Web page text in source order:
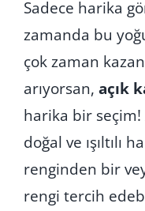
Sadece harika
zamanda bu
çok zaman
arıyorsan, açık
harika bir seçim!
doğal ve ışıltılı
renginden bir
rengi tercih